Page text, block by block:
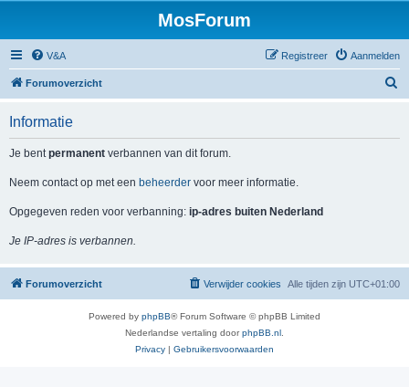
MosForum
V&A Aanmelden
Registreer
Forumoverzicht
Informatie
Je bentpermanent verbannen van dit forum.
Neem contact op met een beheerder voor meer informatie.
Opgegeven reden voor verbanning: ip-adres buiten Nederland
Je IP-adres is verbannen.
Forumoverzicht Alle tijden zijn UTC+01:00
Verwijder cookies
Powered by phpBB® Forum Software © phpBB Limited
Nederlandse vertaling doorphpBB.nl
Privacy | Gebruikersvoorwaarden